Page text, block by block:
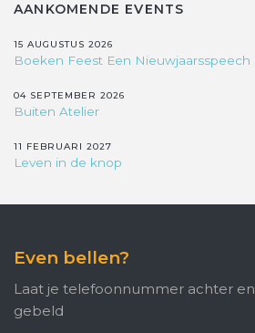
AANKOMENDE EVENTS
15 AUGUSTUS 2026
Boeken Feest Een Nieuwjaarsspeech
04 SEPTEMBER 2026
Buiten Atelier
11 FEBRUARI 2027
Leven in de knop
Even bellen?
Laat je telefoonnummer achter
gebeld